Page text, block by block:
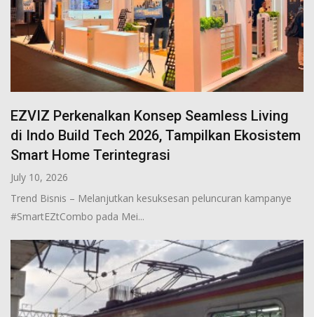
EZVIZ Perkenalkan Konsep Seamless Living
di Indo Build Tech 2026, Tampilkan Ekosistem
Smart Home Terintegrasi
July 10, 2026
Trend Bisnis – Melanjutkan kesuksesan peluncuran kampanye
#SmartEZtCombo pada Mei...